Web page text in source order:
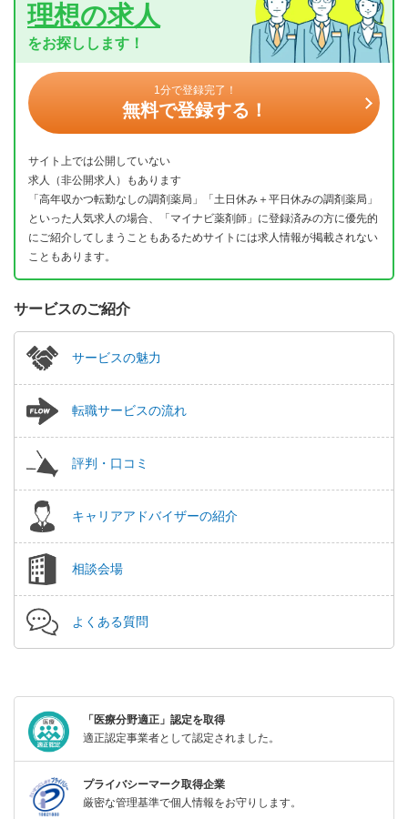
理想の求人
をお探しします！
1分で登録完了！
無料で登録する！
サイト上では公開していない
求人（非公開求人）もあります
「高年収かつ転勤なしの調剤薬局」「土日休み＋平日休みの調剤薬局」
といった人気求人の場合、「マイナビ薬剤師」に登録済みの方に優先的
にご紹介してしまうこともあるためサイトには求人情報が掲載されない
こともあります。
サービスのご紹介
サービスの魅力
転職サービスの流れ
評判・口コミ
キャリアアドバイザーの紹介
相談会場
よくある質問
「医療分野適正」認定を取得
適正認定事業者として認定されました。
プライバシーマーク取得企業
厳密な管理基準で個人情報をお守りします。